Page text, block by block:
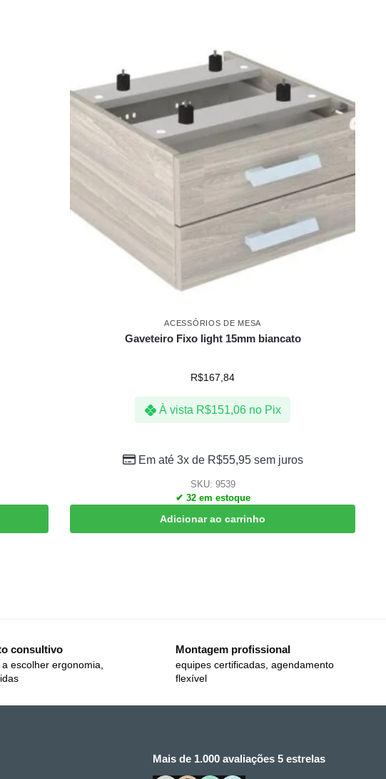
ACESSÓRIOS DE MESA
Gaveteiro Fixo light 15mm biancato
R$167,84
À vista R$151,06 no Pix
Em até 3x de R$55,95sem juros
SKU: 9539
✔ 32 em estoque
Adicionar ao carrinho
consultivo
escolher ergonomia,
Montagem profissional
equipes certificadas, agendamento
flexível
Mais de 1.000 avaliações 5 estrelas